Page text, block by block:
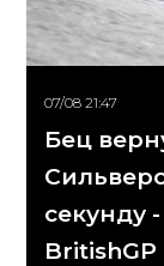
07/08 21:47
Бец
секунду
BritishGP